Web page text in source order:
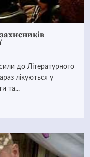
до Літературного
лікуються у
та...